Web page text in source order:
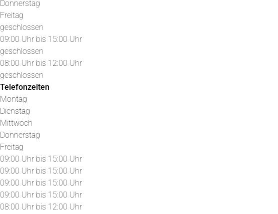
Donnerstag
Freitag
geschlossen
09:00 Uhr bis 15:00 Uhr
geschlossen
08:00 Uhr bis 12:00 Uhr
geschlossen
Telefonzeiten
Montag
Dienstag
Mittwoch
Donnerstag
Freitag
09:00 Uhr bis 15:00 Uhr
09:00 Uhr bis 15:00 Uhr
09:00 Uhr bis 15:00 Uhr
09:00 Uhr bis 15:00 Uhr
08:00 Uhr bis 12:00 Uhr